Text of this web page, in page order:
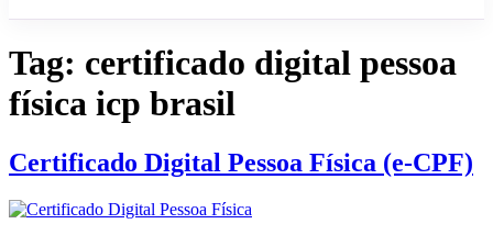
Tag: certificado digital pessoa
física icp brasil
Certificado Digital Pessoa Física (e-CPF)